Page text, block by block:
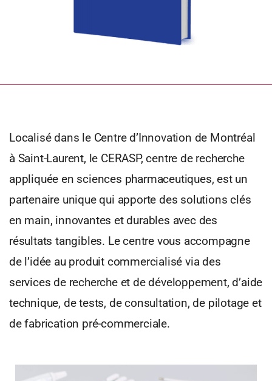
Localisé dans le Centre d’Innovation de Montréal
à Saint-Laurent, le CERASP, centre de recherche
appliquée en sciences pharmaceutiques, est un
partenaire unique qui apporte des solutions clés
en main, innovantes et durables avec des
résultats tangibles. Le centre vous accompagne
de l’idée au produit commercialisé via des
services de recherche et de développement, d’aide
technique, de tests, de consultation, de pilotage et
de fabrication pré-commerciale.